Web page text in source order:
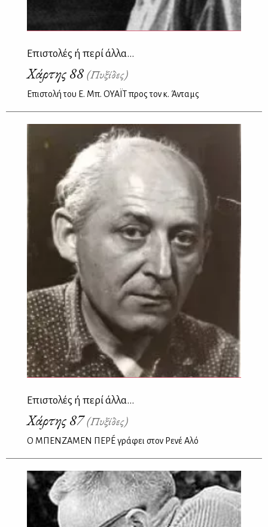
Επιστολές ή περί άλλα...
Χάρτης 88 (Πυξίδες)
Επιστολή του Ε. Μπ. ΟΥΑΪΤ προς τον κ. Άνταμς
Επιστολές ή περί άλλα...
Χάρτης 87(Πυξίδες)
Ο ΜΠΕΝΖΑΜΕΝ ΠΕΡÉ γράφει στον Ρενέ Αλό